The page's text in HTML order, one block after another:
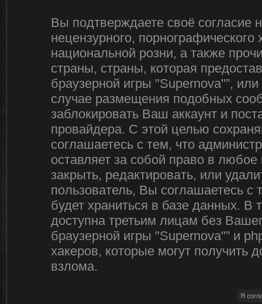
Вы подтверждаете своё согласие
нецензурного, порнографического
национальной розни, а также
страны, страны, которая
браузерной игры "Supernova"”,
случае размещения подобных
заблокировать Ваш аккаунт и
провайдера. С этой целью
соглашаетесь с тем, что
оставляет за собой право в
закрыть, редактировать, или
пользователь, Вы соглашаетесь
будет храниться в базе данных.
доступна третьим лицам без
браузерной игры "Supernova"” и
хакеров, которые могут получить
взлома.